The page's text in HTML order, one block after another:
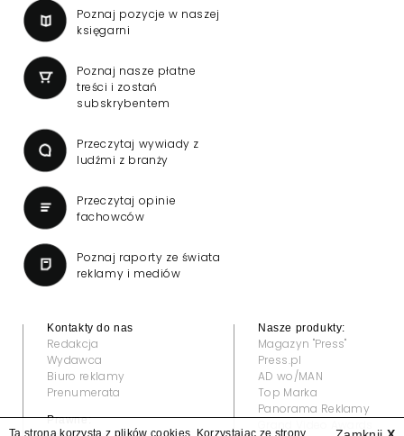
Poznaj pozycje w naszej
księgarni
Poznaj nasze płatne
treści i zostań
subskrybentem
Przeczytaj wywiady z
ludźmi z branży
Przeczytaj opinie
fachowców
Poznaj raporty ze świata
reklamy i mediów
Kontakty do nas
Redakcja
Wydawca
Biuro reklamy
Prenumerata
Prawne:
Nasze produkty:
Magazyn "Press"
Press.pl
AD wo/MAN
Top Marka
Panorama Reklamy
Ta strona korzysta z plików cookies. Korzystając ze strony